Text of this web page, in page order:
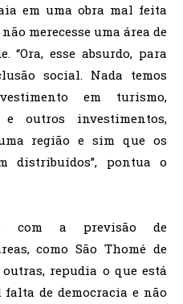
em uma obra mal feita
merecesse uma área de
“Ora, esse absurdo, para
social. Nada temos
em turismo,
e outros investimentos,
região e sim que os
distribuídos”, pontua o
com a previsão de
como São Thomé de
repudia o que está
de democracia e não